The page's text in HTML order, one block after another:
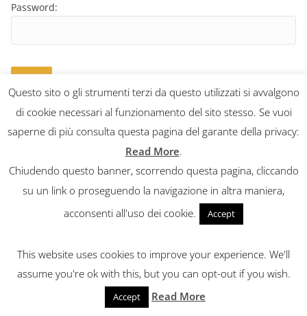
Password:
Copyright © 2026CarriDisarmati. Tutti i diritti riservati.
Tema:ColorMagdi ThemeGrill. Powered byWordPress.
Questo sito o gli strumenti terzi da questo utilizzati si avvalgono
di cookie necessari al funzionamento del sito stesso. Se vuoi
saperne di più consulta questa pagina del garante della privacy:
Read More.
Chiudendo questo banner, scorrendo questa pagina, cliccando
su un link o proseguendo la navigazione in altra maniera,
acconsenti all'uso dei cookie.
Accept
This website uses cookies to improve your experience. We'll
assume you're ok with this, but you can opt-out if you wish.
Accept Read More